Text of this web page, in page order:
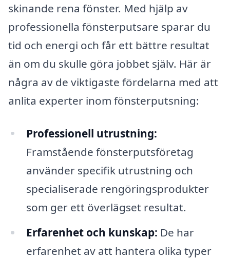
skinande rena fönster. Med hjälp av
professionella fönsterputsare sparar du
tid och energi och får ett bättre resultat
än om du skulle göra jobbet själv. Här är
några av de viktigaste fördelarna med att
anlita experter inom fönsterputsning:
Professionell utrustning:
Framstående fönsterputsföretag
använder specifik utrustning och
specialiserade rengöringsprodukter
som ger ett överlägset resultat.
Erfarenhet och kunskap: De har
erfarenhet av att hantera olika typer